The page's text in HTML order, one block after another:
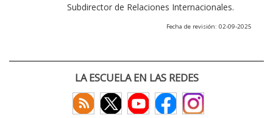
Subdirector de Relaciones Internacionales.
Fecha de revisión: 02-09-2025
LA ESCUELA EN LAS REDES